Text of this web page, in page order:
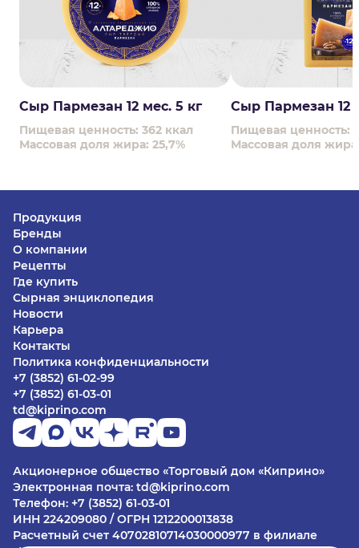
Сыр Пармезан 12 мес. 5 кг
Пищевая ценность: 362 ккал
Массовая доля жира: 25,7%
Сыр Пармезан 12
Пищевая ценность:
Массовая доля
Продукция
Бренды
О компании
Рецепты
Где купить
Сырная энциклопедия
Новости
Карьера
Контакты
Политика конфиденциальности
+7 (3852) 61-02-99
+7 (3852) 61-03-01
td@kiprino.com
Акционерное общество «Торговый дом «Киприно»
Электронная почта: td@kiprino.com
Телефон: +7 (3852) 61-03-01
ИНН 224209080 / ОГРН 1212200013838
Расчетный счет 40702810714030000977 в филиале